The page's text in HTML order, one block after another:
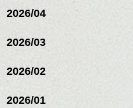
シバタ
2026/04
2026/03
2026/02
2026/01